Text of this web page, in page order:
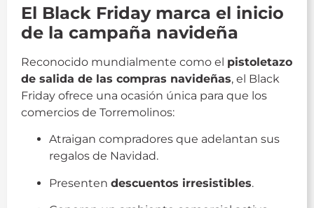
El Black Friday marca el inicio
de la campaña navideña
Reconocido mundialmente como el pistoletazo
de salida de las compras navideñas, el Black
Friday ofrece una ocasión única para que los
comercios de Torremolinos:
Atraigan compradores que adelantan sus
regalos de Navidad.
Presenten descuentos irresistibles.